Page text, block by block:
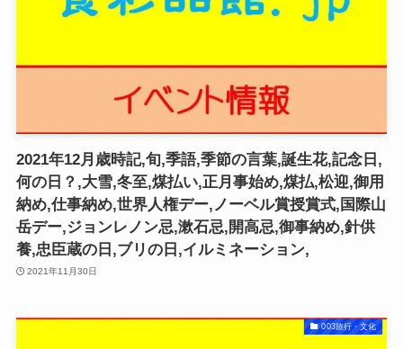
2021年12月歳時記,旬,季語,季節の言葉,誕生花,記念日,
何の日？,大雪,冬至,煤払い,正月事始め,煤払,松迎,御用
納め,仕事納め,世界人権デー,ノーベル賞授賞式,国際山
岳デー,ジョンレノン忌,漱石忌,開高忌,御事納め,針供
養,忠臣蔵の日,ブリの日,イルミネーション,
2021年11月30日
003旅行・文化